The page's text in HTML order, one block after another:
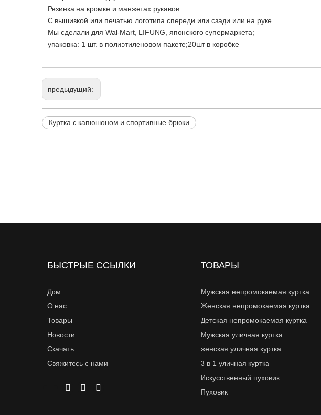
Резинка на кромке и манжетах рукавов
С вышивкой или печатью логотипа спереди или сзади или на руке
Мы сделали для Wal-Mart, LIFUNG, японского супермаркета;
упаковка: 1 шт. в полиэтиленовом пакете;20шт в коробке
предыдущий:
Куртка с капюшоном и спортивные брюки
БЫСТРЫЕ ССЫЛКИ
Дом
О нас
Товары
Новости
Скачать
Свяжитесь с нами
ТОВАРЫ
Мужская непромокаемая куртка
Женская непромокаемая куртка
Детская непромокаемая куртка
Мужская уличная куртка
женская уличная куртка
3 в 1 уличная куртка
Искусственный пуховик
Пуховик